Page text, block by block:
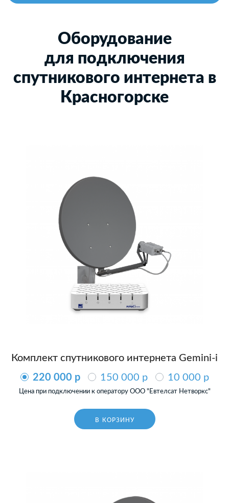
Оборудование
для подключения
спутникового интернета в
Красногорске
Комплект спутникового интернета Gemini-i
220 000 p
150 000 p 10 000 p
Цена при подключении к оператору ООО "Евтелсат Нетворкс"
В КОРЗИНУ